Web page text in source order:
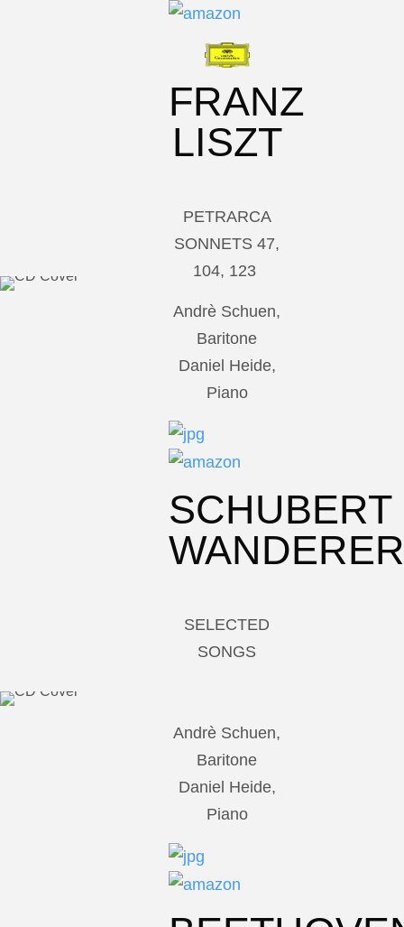
FRANZ
LISZT
PETRARCA
SONNETS 47,
104, 123
Andrè Schuen,
Baritone
Daniel Heide,
Piano
SCHUBERT
WANDERER
SELECTED
SONGS
Andrè Schuen,
Baritone
Daniel Heide,
Piano